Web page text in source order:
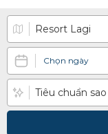
Chọn ngày